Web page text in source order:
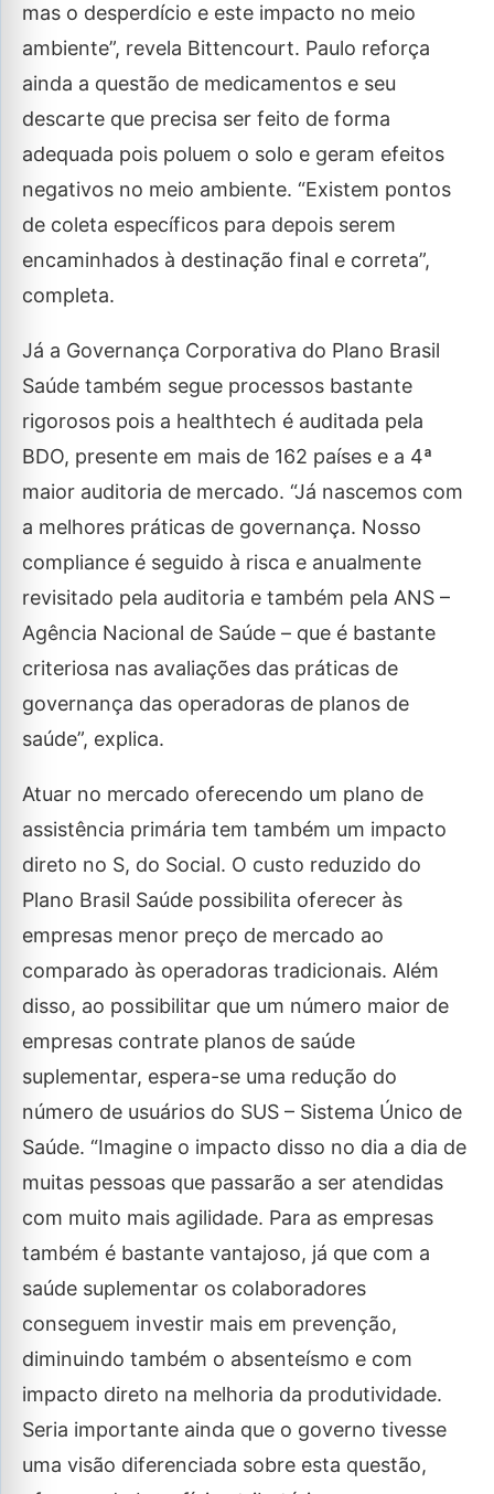
mas o desperdício e este impacto no meio
ambiente”, revela Bittencourt. Paulo reforça
ainda a questão de medicamentos e seu
descarte que precisa ser feito de forma
adequada pois poluem o solo e geram efeitos
negativos no meio ambiente. “Existem pontos
de coleta específicos para depois serem
encaminhados à destinação final e correta”,
completa.
Já a Governança Corporativa do Plano Brasil
Saúde também segue processos bastante
rigorosos pois a healthtech é auditada pela
BDO, presente em mais de 162 países e a 4ª
maior auditoria de mercado. “Já nascemos com
a melhores práticas de governança. Nosso
compliance é seguido à risca e anualmente
revisitado pela auditoria e também pela ANS –
Agência Nacional de Saúde – que é bastante
criteriosa nas avaliações das práticas de
governança das operadoras de planos de
saúde”, explica.
Atuar no mercado oferecendo um plano de
assistência primária tem também um impacto
direto no S, do Social. O custo reduzido do
Plano Brasil Saúde possibilita oferecer às
empresas menor preço de mercado ao
comparado às operadoras tradicionais. Além
disso, ao possibilitar que um número maior de
empresas contrate planos de saúde
suplementar, espera-se uma redução do
número de usuários do SUS – Sistema Único de
Saúde. “Imagine o impacto disso no dia a dia de
muitas pessoas que passarão a ser atendidas
com muito mais agilidade. Para as empresas
também é bastante vantajoso, já que com a
saúde suplementar os colaboradores
conseguem investir mais em prevenção,
diminuindo também o absenteísmo e com
impacto direto na melhoria da produtividade.
Seria importante ainda que o governo tivesse
uma visão diferenciada sobre esta questão,